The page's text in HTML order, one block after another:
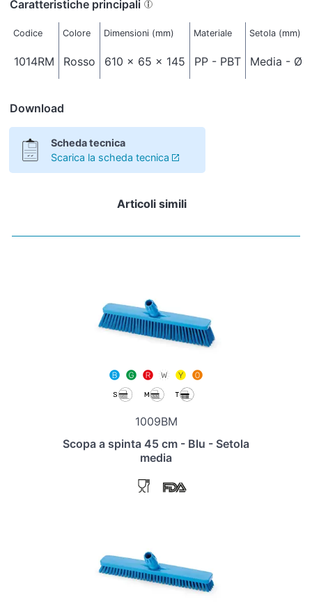
Caratteristiche principali
Codice Colore Dimensioni (mm) Materiale Setola (mm)
1014RM Rosso 610 x 65 x 145 PP - PBT Media - Ø
Download
Scheda tecnica
Scarica la scheda tecnica
Articoli simili
1009BM
Scopa a spinta 45 cm - Blu - Setola
media